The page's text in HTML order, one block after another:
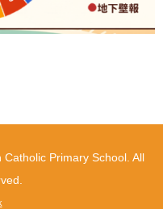
Catholic Primary School. All